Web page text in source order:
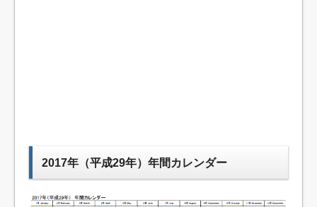
2017年（平成29年）年間カレンダー